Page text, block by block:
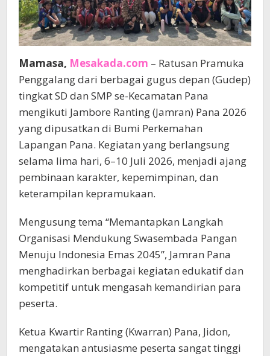
Mamasa, Mesakada.com – Ratusan Pramuka
Penggalang dari berbagai gugus depan (Gudep)
tingkat SD dan SMP se-Kecamatan Pana
mengikuti Jambore Ranting (Jamran) Pana 2026
yang dipusatkan di Bumi Perkemahan
Lapangan Pana. Kegiatan yang berlangsung
selama lima hari, 6–10 Juli 2026, menjadi ajang
pembinaan karakter, kepemimpinan, dan
keterampilan kepramukaan.
Mengusung tema “Memantapkan Langkah
Organisasi Mendukung Swasembada Pangan
Menuju Indonesia Emas 2045”, Jamran Pana
menghadirkan berbagai kegiatan edukatif dan
kompetitif untuk mengasah kemandirian para
peserta.
Ketua Kwartir Ranting (Kwarran) Pana, Jidon,
mengatakan antusiasme peserta sangat tinggi